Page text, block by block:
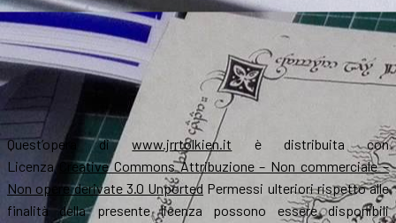
Quest’opera diwww.jrrtolkien.it è distribuita con
Licenza Creative Commons Attribuzione – Non commerciale –
Non opere derivate 3.0 Unported Permessi ulteriori rispetto alle
finalità della presente licenza possono essere disponibili